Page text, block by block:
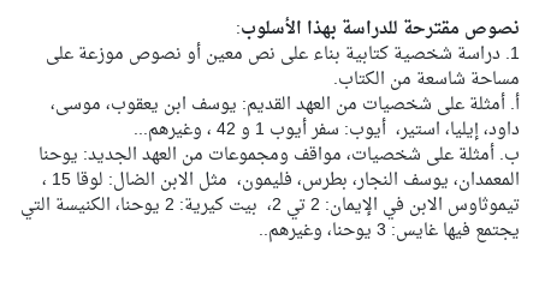
نصوص مقترحة للدراسة بهذا الأسلوب:
1. دراسة شخصية كتابية بناء على نص معين أو نصوص موزعة على
مساحة شاسعة من الكتاب.
أ. أمثلة على شخصيات من العهد القديم: يوسف ابن يعقوب، موسى،
داود، إيليا، استير، أيوب: سفر أيوب 1 و 42 ، وغيرهم...
ب. أمثلة على شخصيات، مواقف ومجموعات من العهد الجديد: يوحنا
المعمدان، يوسف النجار، بطرس، فليمون، مثل الابن الضال: لوقا 15 ،
تيموثاوس الابن في الإيمان: 2 تي 2، بيت كيرية: 2 يوحنا، الكنيسة التي
يجتمع فيها غايس: 3 يوحنا، وغيرهم..